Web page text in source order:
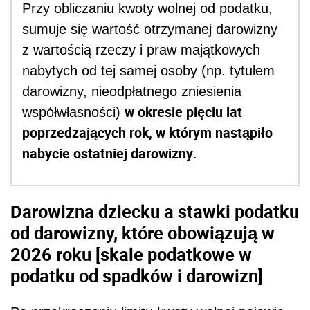
Przy obliczaniu kwoty wolnej od podatku,
sumuje się wartość otrzymanej darowizny
z wartością rzeczy i praw majątkowych
nabytych od tej samej osoby (np. tytułem
darowizny, nieodpłatnego zniesienia
współwłasności) w okresie pięciu lat
poprzedzających rok, w którym nastąpiło
nabycie ostatniej darowizny.
Darowizna dziecku a stawki podatku
od darowizny, które obowiązują w
2026 roku [skale podatkowe w
podatku od spadków i darowizn]